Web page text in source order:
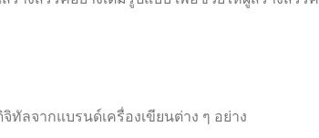
ทัลจากแบรนด์เครื่องเขียนต่าง ๆ อย่าง